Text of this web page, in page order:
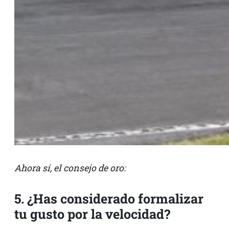
Ahora sí, el consejo de oro:
5. ¿Has considerado formalizar
tu gusto por la velocidad?